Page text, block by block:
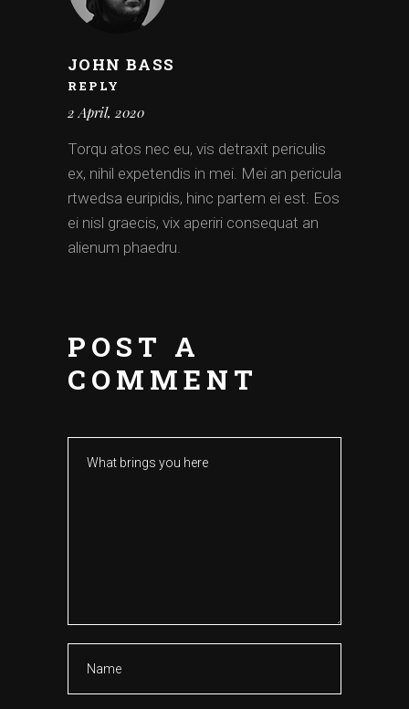
JOHN BASS
REPLY
2 April, 2020
Torqu atos nec eu, vis detraxit periculis
ex, nihil expetendis in mei. Mei an pericula
rtwedsa euripidis, hinc partem ei est. Eos
ei nisl graecis, vix aperiri consequat an
alienum phaedru.
POST A
COMMENT